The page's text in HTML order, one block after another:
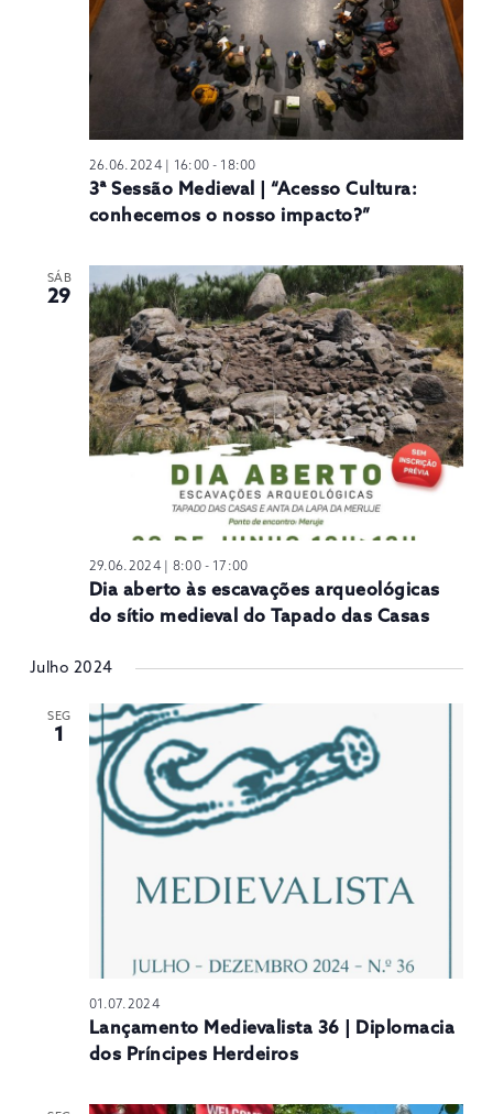
26.06.2024 | 16:00 - 18:00
3ª Sessão Medieval | “Acesso Cultura:
conhecemos o nosso impacto?”
SÁB
29
29.06.2024 | 8:00- 17:00
Dia aberto às escavações arqueológicas
do sítio medieval do Tapado das Casas
Julho 2024
SEG
1
01.07.2024
Lançamento Medievalista 36 | Diplomacia
dos Príncipes Herdeiros